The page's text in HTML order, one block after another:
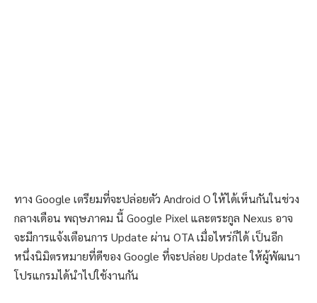
ทาง Google เตรียมที่จะปล่อยตัว Android O ให้ได้เห็นกันในช่วง
กลางเดือน พฤษภาคม นี้ Google Pixel และตระกูล Nexus อาจ
จะมีการแจ้งเตือนการ Update ผ่าน OTA เมื่อไหร่ก็ได้ เป็นอีก
หนึ่งนิมิตรหมายที่ดีของ Google ที่จะปล่อย Update ให้ผู้พัฒนา
โปรแกรมได้นำไปใช้งานกัน